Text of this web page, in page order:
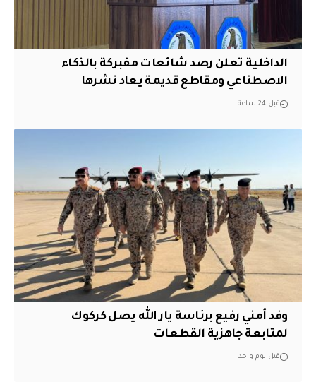
الداخلية تعلن رصد شائعات مفبركة بالذكاء
الاصطناعي ومقاطع قديمة يعاد نشرها
قبل 24 ساعة
وفد أمني رفيع برئاسة يار الله يصل كركوك
لمتابعة جاهزية القطعات
قبل يوم واحد